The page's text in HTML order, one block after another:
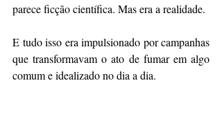
parece ficção científica. Mas era a realidade.
E tudo isso era impulsionado por campanhas
que transformavam o ato de fumar em algo
comum e idealizado no dia a dia.